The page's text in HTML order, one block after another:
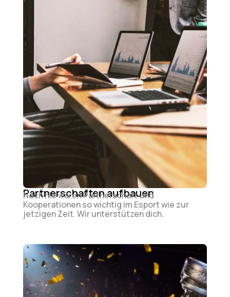
Partnerschaften aufbauen
Noch nie waren Partnerschaft und
Kooperationen so wichtig im Esport wie zur
jetzigen Zeit. Wir unterstützen dich.